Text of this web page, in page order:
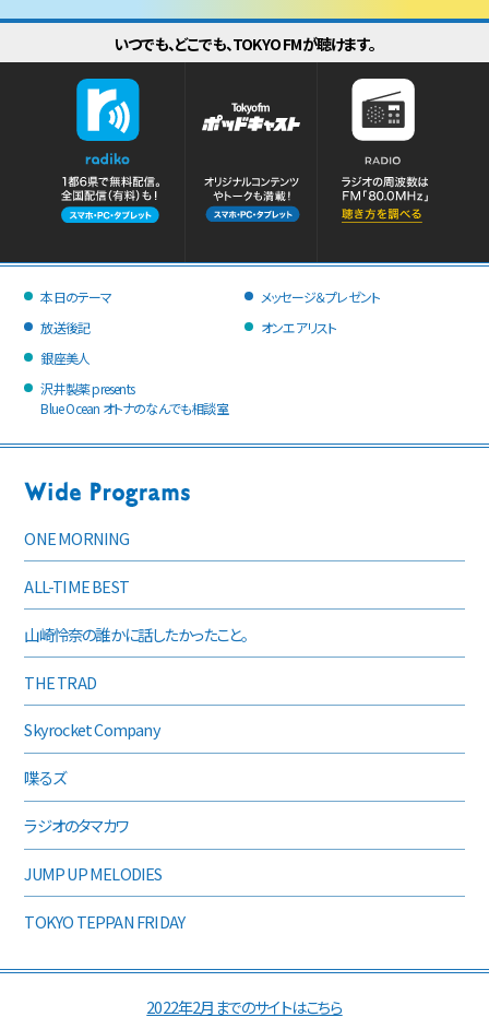
いつでも、どこでも、TOKYO FMが聴けます。
本日のテーマ
放送後記
メッセージ＆プレゼント
オンエアリスト
銀座美人
沢井製薬 presents
Blue Ocean オトナのなんでも相談室
ONE MORNING
ALL-TIME BEST
山崎怜奈の誰かに話したかったこと。
THE TRAD
Skyrocket Company
喋るズ
ラジオのタマカワ
JUMP UP MELODIES
TOKYO TEPPAN FRIDAY
2022年2月までのサイトはこちら